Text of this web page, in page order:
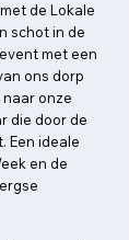
de Lokale
schot in de
met een
ons dorp
onze
die door de
Een ideale
en de